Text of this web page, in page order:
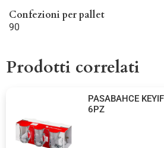
Confezioni per pallet
90
Prodotti correlati
PASABAHCE
6PZ